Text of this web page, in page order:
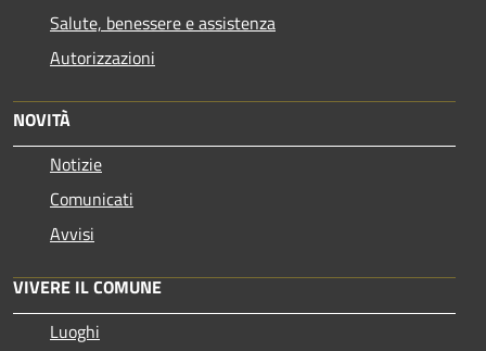
Salute, benessere e assistenza
Autorizzazioni
NOVITÀ
Notizie
Comunicati
Avvisi
VIVERE IL COMUNE
Luoghi